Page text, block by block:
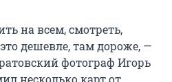
на всем, смотреть,
дешевле, там дороже, —
фотограф Игорь
несколько карт от